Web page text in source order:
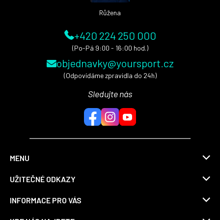
Růžena
+420 224 250 000
(Po-Pá 9:00 - 16:00 hod.)
objednavky@yoursport.cz
(Odpovídáme zpravidla do 24h)
Sledujte nás
MENU
UŽITEČNÉ ODKAZY
INFORMACE PRO VÁS